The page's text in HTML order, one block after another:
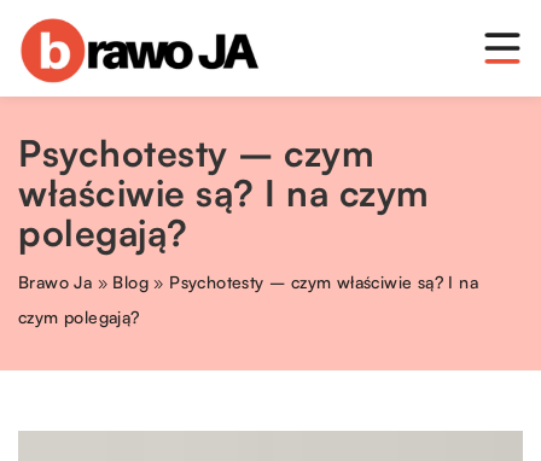
Psychotesty – czym
właściwie są? I na czym
polegają?
Brawo Ja » Blog » Psychotesty – czym właściwie są? I na
czym polegają?